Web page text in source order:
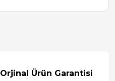
Orjinal Ürün Garantisi